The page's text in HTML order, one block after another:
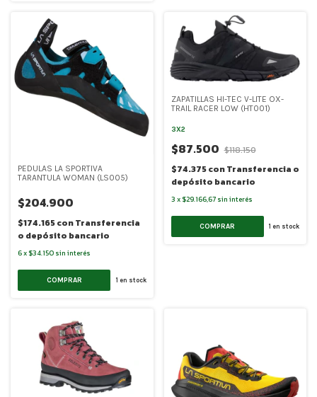
PEDULAS LA SPORTIVA
TARANTULA WOMAN (LS005)
$204.900
$174.165conTransferencia
o depósito bancario
6x $34.150 sin interés
COMPRAR 1 en stock
ZAPATILLAS HI-TEC V-LITE OX-
TRAIL RACER LOW (HT001)
3X2
$87.500 $118.150
$74.375conTransferencia o
depósito bancario
3 x $29.166,67 sin interés
COMPRAR 1 en stock